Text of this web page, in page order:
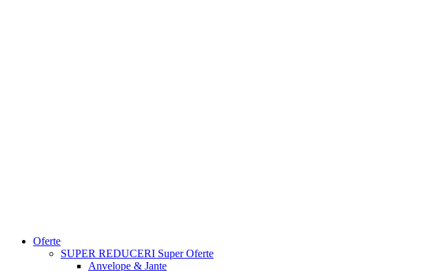
Oferte
SUPER REDUCERI Super Oferte
Anvelope & Jante